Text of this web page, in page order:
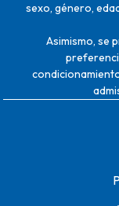
sexo, género,
Asimismo, se